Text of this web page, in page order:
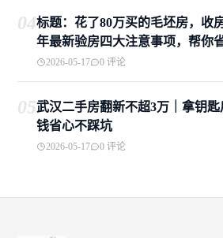
04标题：花了80万买的毛坯房，收
年最新验房四大注意事项，帮你
2026-05-17 0 评论
05武汉二手房翻新不超3万｜拿钥
钱省心不踩坑
2026-05-17 0 评论